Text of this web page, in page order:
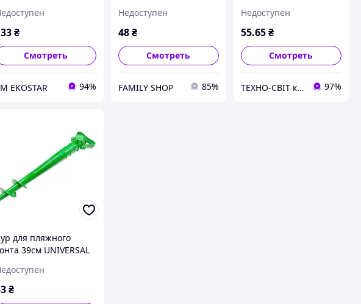
₴
Смотреть
EKOSTAR 94%
Недоступен
48 ₴
Смотреть
FAMILY SHOP 85%
Недоступен
55.65₴
Смотреть
ТЕХНО-СВІТ компьютерна техніка, мобільні аксесуари, електронна техніка та багато іншого. 97%
для пляжного
39см UNIVERSAL
₴